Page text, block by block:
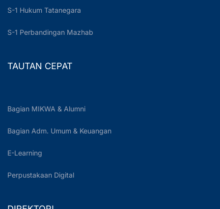
S-1 Hukum Tatanegara
S-1 Perbandingan Mazhab
TAUTAN CEPAT
Bagian MIKWA & Alumni
Bagian Adm. Umum & Keuangan
E-Learning
Perpustakaan Digital